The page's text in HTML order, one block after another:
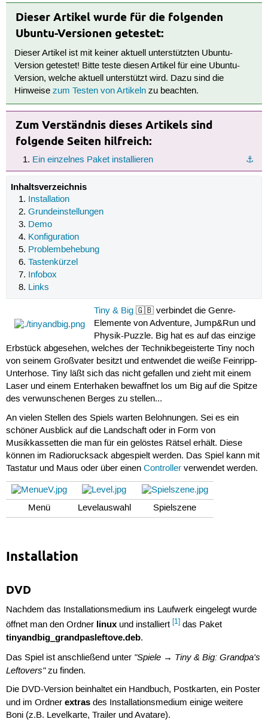
Dieser Artikel wurde für die folgenden
Ubuntu-Versionen getestet:
Dieser Artikel ist mit keiner aktuell unterstützten Ubuntu-
Version getestet! Bitte teste diesen Artikel für eine Ubuntu-
Version, welche aktuell unterstützt wird. Dazu sind die
Hinweisezum Testen von Artikeln zu beachten.
Zum Verständnis dieses Artikels sind
folgende Seiten hilfreich:
⚓︎
Ein einzelnes Paket installieren
Inhaltsverzeichnis
Installation
Grundeinstellungen
Demo
Konfiguration
Problembehebung
Tastenkürzel
Infobox
Links
Tiny & Big 🇬🇧 verbindet die Genre-
Elemente von Adventure, Jump&Run und
Physik-Puzzle. Big hat es auf das einzige
Erbstück abgesehen, welches der Technikbegeisterte Tiny noch
von seinem Großvater besitzt und entwendet die weiße Feinripp-
Unterhose. Tiny läßt sich das nicht gefallen und zieht mit einem
Laser und einem Enterhaken bewaffnet los um Big auf die Spitze
des verwunschenen Berges zu stellen...
An vielen Stellen des Spiels warten Belohnungen. Sei es ein
schöner Ausblick auf die Landschaft oder in Form von
Musikkassetten die man für ein gelöstes Rätsel erhält. Diese
können im Radiorucksack abgespielt werden. Das Spiel kann mit
Tastatur und Maus oder über einen Controllerverwendet werden.
Menü Levelauswahl Spielszene
Installation
DVD
Nachdem das Installationsmedium ins Laufwerk eingelegt wurde
öffnet man den Ordner linuxund installiert [1]das Paket
tinyandbig_grandpasleftove.deb.
Das Spiel ist anschließend unter "Spiele → Tiny & Big: Grandpa's
Leftovers"zu finden.
Die DVD-Version beinhaltet ein Handbuch, Postkarten, ein Poster
und im Ordner extrasdes Installationsmedium einige weitere
Boni (z.B. Levelkarte, Trailer und Avatare).